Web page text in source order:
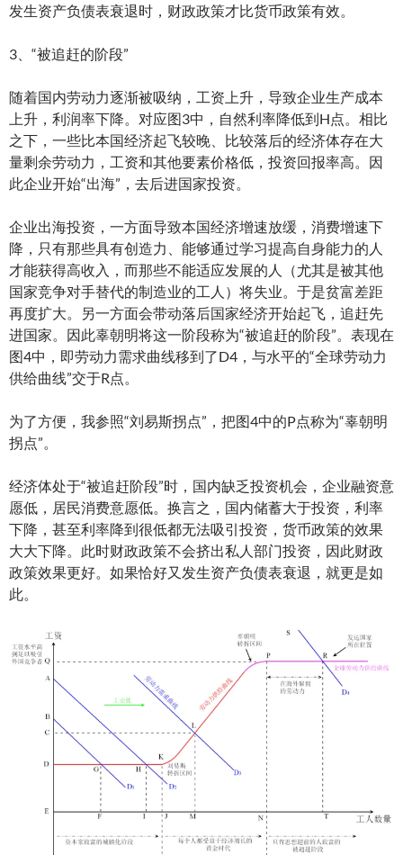
发生资产负债表衰退时，财政政策才比货币政策有效。
3、“被追赶的阶段”
随着国内劳动力逐渐被吸纳，工资上升，导致企业生产成本
上升，利润率下降。对应图3中，自然利率降低到H点。相比
之下，一些比本国经济起飞较晚、比较落后的经济体存在大
量剩余劳动力，工资和其他要素价格低，投资回报率高。因
此企业开始“出海”，去后进国家投资。
企业出海投资，一方面导致本国经济增速放缓，消费增速下
降，只有那些具有创造力、能够通过学习提高自身能力的人
才能获得高收入，而那些不能适应发展的人（尤其是被其他
国家竞争对手替代的制造业的工人）将失业。于是贫富差距
再度扩大。另一方面会带动落后国家经济开始起飞，追赶先
进国家。因此辜朝明将这一阶段称为“被追赶的阶段”。表现在
图4中，即劳动力需求曲线移到了D4，与水平的“全球劳动力
供给曲线”交于R点。
为了方便，我参照“刘易斯拐点”，把图4中的P点称为“辜朝明
拐点”。
经济体处于“被追赶阶段”时，国内缺乏投资机会，企业融资意
愿低，居民消费意愿低。换言之，国内储蓄大于投资，利率
下降，甚至利率降到很低都无法吸引投资，货币政策的效果
大大下降。此时财政政策不会挤出私人部门投资，因此财政
政策效果更好。如果恰好又发生资产负债表衰退，就更是如
此。